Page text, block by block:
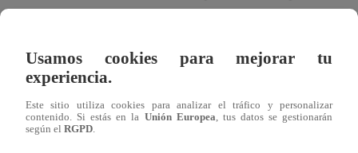
eso, está tomando acción y quiere superarse como
El joven, evidentemente emocionado, les contó la
Pesquero. “Ingresé a la universidad y creo que voy a
Aunque Goyo no perdió la oportunidad para jugarle una
Usamos cookies para mejorar tu
experiencia.
Este sitio utiliza cookies para analizar el tráfico y personalizar
contenido. Si estás en la Unión Europea , tus datos se gestionarán
según el RGPD